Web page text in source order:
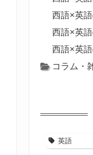
西語×英
西語×英
西語×英
コラム・
英語